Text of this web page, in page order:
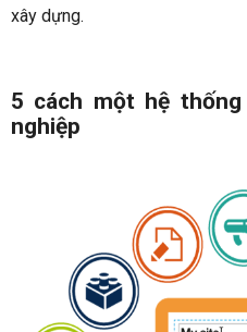
xây dựng.
5 cách một hệ
nghiệp